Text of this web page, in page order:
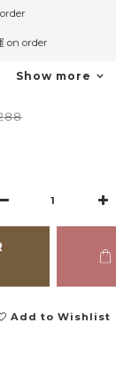
on order
Show more
Add to Wishlist